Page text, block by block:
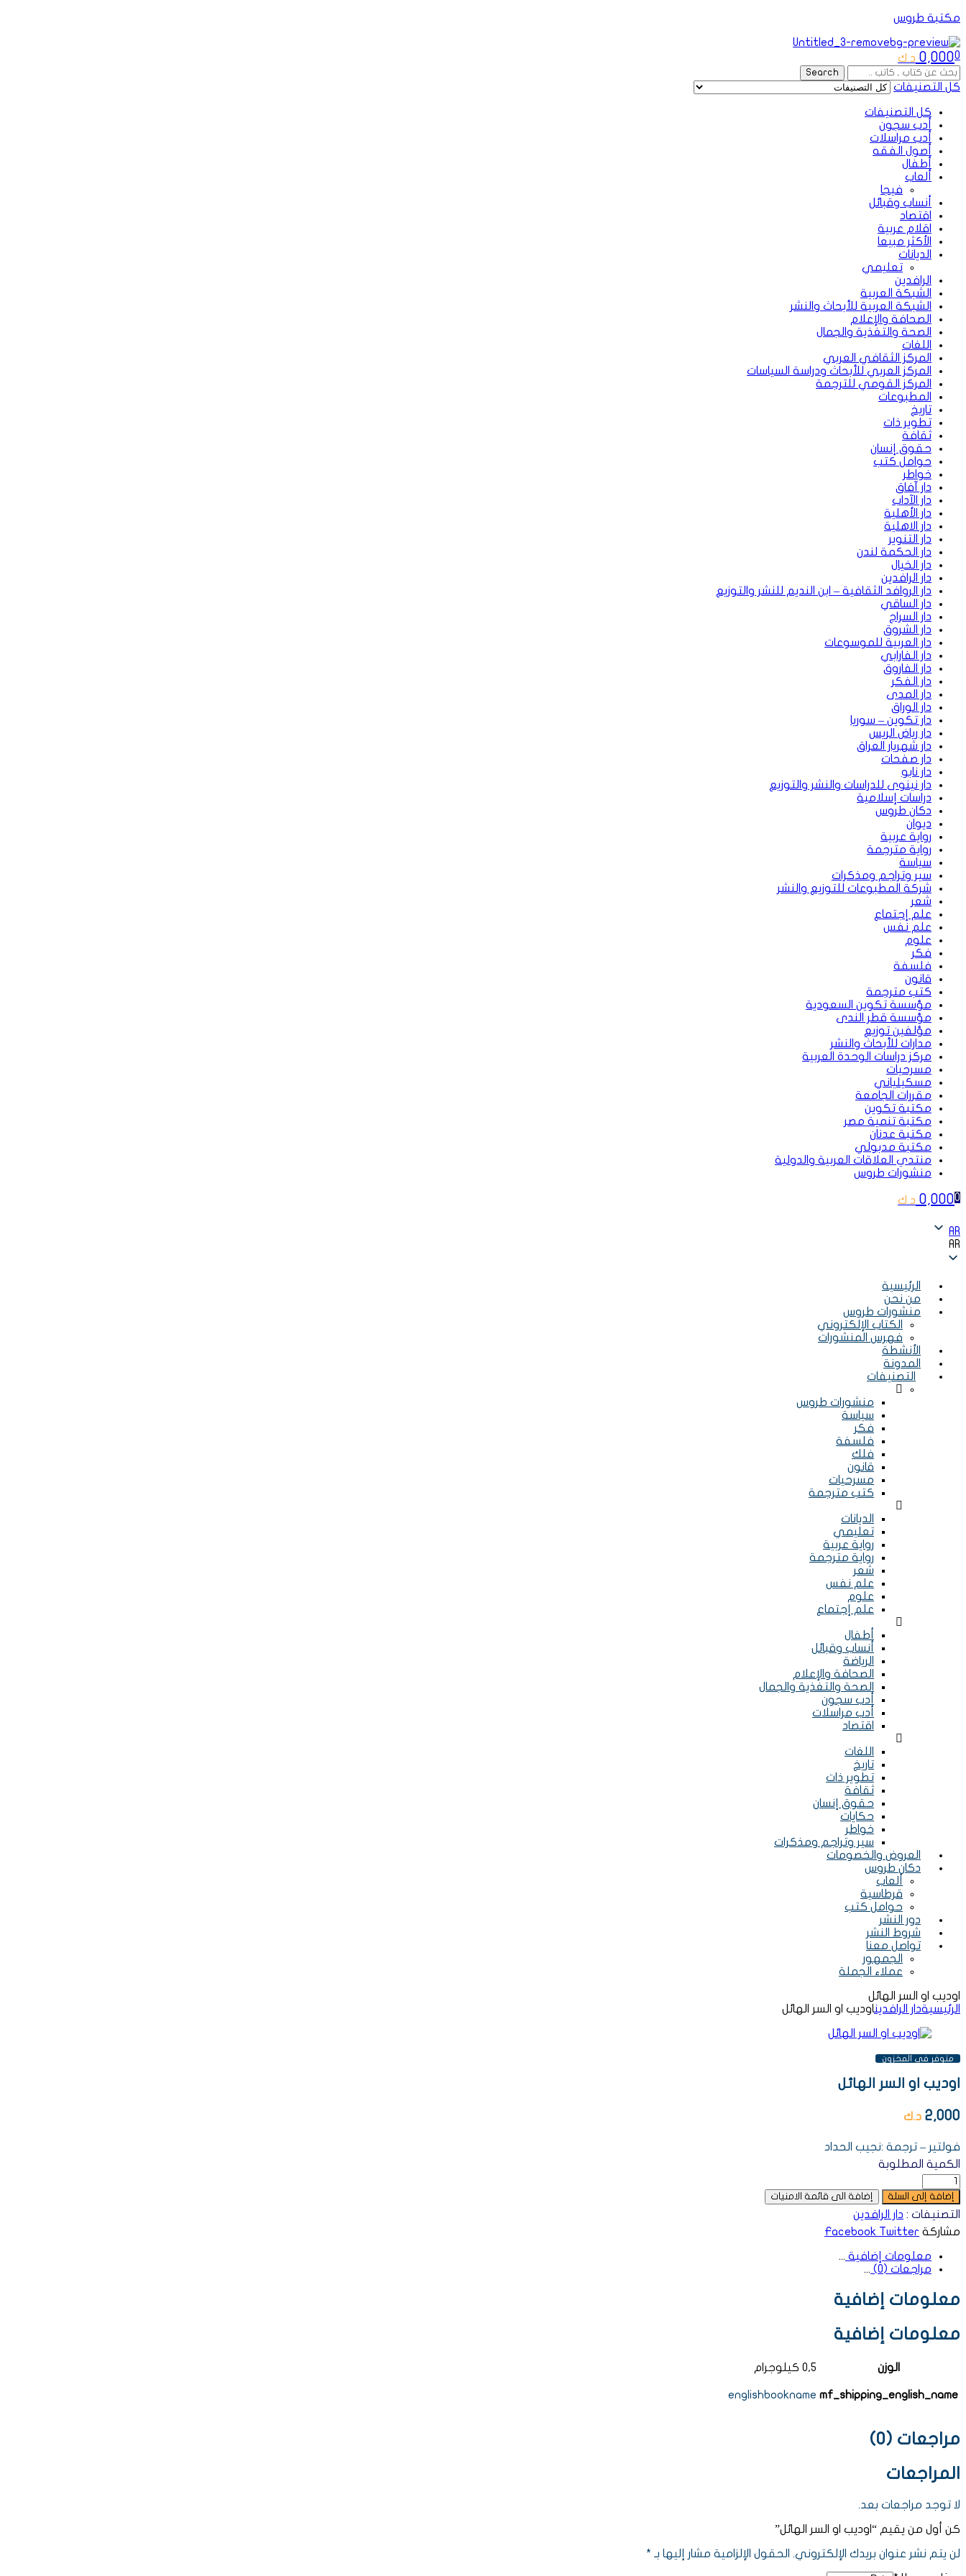
مكتبة طروس
Menu
0
0,000 د.ك
Search
for:
Search
كل التصنيفات
كل التصنيفات
أدب سجون
أدب مراسلات
أصول الفقه
أطفال
ألعاب
فيجا
أنساب وقبائل
اقتصاد
اقلام عربية
الأكثر مبيعا
الديانات
تعليمي
الرافدين
الشبكة العربية
الشبكة العربية للأبحاث والنشر
الصحافة والإعلام
الصحة والتغذية والجمال
اللغات
المركز الثقافي العربي
المركز العربي للأبحاث ودراسة السياسات
المركز القومي للترجمة
المطبوعات
تاريخ
تطوير ذات
ثقافة
حقوق إنسان
حوامل كتب
خواطر
دار آفاق
دار الآداب
دار الأهلية
دار الاهلية
دار التنوير
دار الحكمة لندن
دار الخيال
دار الرافدين
دار الروافد الثقافية – ابن النديم للنشر والتوزيع
دار الساقي
دار السراج
دار الشروق
دار العربية للموسوعات
دار الفارابي
دار الفاروق
دار الفكر
دار المدى
دار الوراق
دار تكوين – سوريا
دار رياض الريس
دار شهريار العراق
دار صفحات
دار نابو
دار نينوى للدراسات والنشر والتوزيع
دراسات إسلامية
دكان طروس
ديوان
رواية عربية
رواية مترجمة
سياسة
سير وتراجم ومذكرات
شركة المطبوعات للتوزيع والنشر
شعر
علم إجتماع
علم نفس
علوم
فكر
فلسفة
قانون
كتب مترجمة
مؤسسة تكوين السعودية
مؤسسة قطر الندى
مؤلفين توزيع
مدارات للأبحاث والنشر
مركز دراسات الوحدة العربية
مسرحيات
مسكيلياني
مقررات الجامعة
مكتبة تكوين
مكتبة تنمية مصر
مكتبة عدنان
مكتبة مدبولي
منتدي العلاقات العربية والدولية
منشورات طروس
0
0,000 د.ك
AR
AR
الرئيسية
من نحن
منشورات طروس
الكتاب الإلكتروني
فهرس المنشورات
الأنشطة
المدونة
التصنيفات
Menu
منشورات طروس
سياسة
فكر
فلسفة
فلك
قانون
مسرحيات
كتب مترجمة
Menu
الديانات
تعليمي
رواية عربية
رواية مترجمة
شعر
علم نفس
علوم
علم إجتماع
Menu
أطفال
أنساب وقبائل
الرياضة
الصحافة والإعلام
الصحة والتغذية والجمال
أدب سجون
أدب مراسلات
اقتصاد
Menu
اللغات
تاريخ
تطوير ذات
ثقافة
حقوق إنسان
حكايات
خواطر
سير وتراجم ومذكرات
العروض والخصومات
دكان طروس
ألعاب
قرطاسية
حوامل كتب
دور النشر
شروط النشر
تواصل معنا
الجمهور
عملاء الجملة
اوديب او السر الهائل
الرئيسيةدار الرافديناوديب او السر الهائل
AVAILABILITY:
متوفر فى المخزون
اوديب او السر الهائل
2,000 د.ك
فولتير – ترجمة :نجيب الحداد
الكمية المطلوبة
إضافة إلى السلة إضافة الى قائمة الامنيات
التصنيفات : دار الرافدين
مشاركة
Facebook Twitter
معلومات إضافية
مراجعات (0)
معلومات إضافية
معلومات إضافية
الوزن 0,5 كيلوجرام
mf_shipping_english_name
englishbookname
مراجعات (0)
المراجعات
لا توجد مراجعات بعد.
كن أول من يقيم “اوديب او السر الهائل”
لن يتم نشر عنوان بريدك الإلكتروني. الحقول الإلزامية مشار إليها بـ *